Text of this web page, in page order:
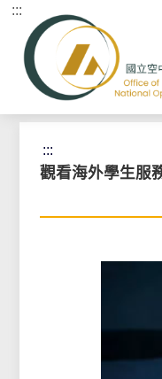
跳到主要內容區塊
:::
首頁 >即時快訊
:::
觀看海外學生服